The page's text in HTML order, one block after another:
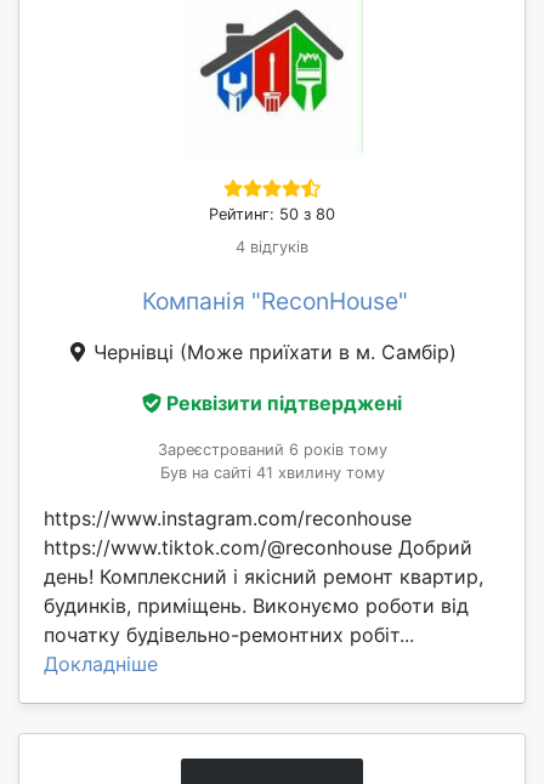
Рейтинг: 50 з 80
4 відгуків
Компанія "ReconHouse"
Чернівці (Може приїхати в м. Самбір)
Реквізити підтверджені
Зареєстрований 6 років тому
Був на сайті 41 хвилину тому
https://www.instagram.com/reconhouse
https://www.tiktok.com/@reconhouse Добрий
день! Комплексний і якісний ремонт квартир,
будинків, приміщень. Виконуємо роботи від
початку будівельно-ремонтних робіт...
Докладніше